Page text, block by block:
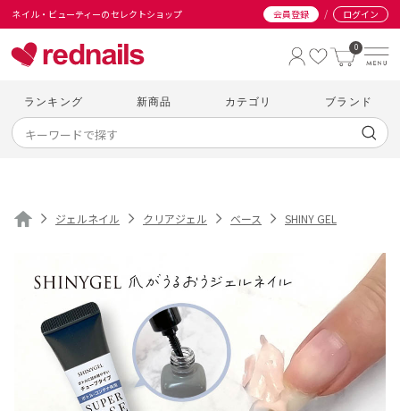
ネイル・ビューティーのセレクトショップ 会員登録 / ログイン
0
ランキング 新商品 カテゴリ ブランド
ジェルネイル クリアジェル ベース SHINY GEL